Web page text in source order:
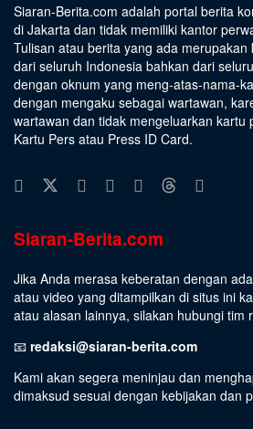
Siaran-Berita.com adalah portal berita
di Jakarta dan tidak memiliki kantor
Tulisan atau berita yang ada
dari seluruh Indonesia bahkan dari
dengan oknum yang meng-atas-nama-
dengan mengaku sebagai wartawan,
wartawan dan tidak mengeluarkan kartu
Kartu Pers atau Press ID Card.
Siaran-Berita.com
Jika Anda merasa keberatan dengan
atau video yang ditampilkan di situs ini
atau alasan lainnya, silakan hubungi tim
📧 redaksi@siaran-berita.com
Kami akan segera meninjau dan
dimaksud sesuai dengan kebijakan dan